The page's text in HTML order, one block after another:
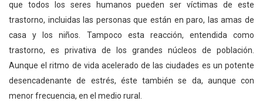
que todos los seres humanos pueden ser víctimas de este
trastorno, incluidas las personas que están en paro, las amas de
casa y los niños. Tampoco esta reacción, entendida como
trastorno, es privativa de los grandes núcleos de población.
Aunque el ritmo de vida acelerado de las ciudades es un potente
desencadenante de estrés, éste también se da, aunque con
menor frecuencia, en el medio rural.